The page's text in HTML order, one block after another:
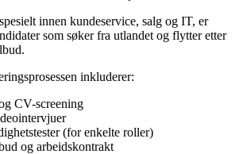
innen kundeservice, salg og IT, er
som søker fra utlandet og flytter etter
inkluderer:
CV-screening
(for enkelte roller)
og arbeidskontrakt